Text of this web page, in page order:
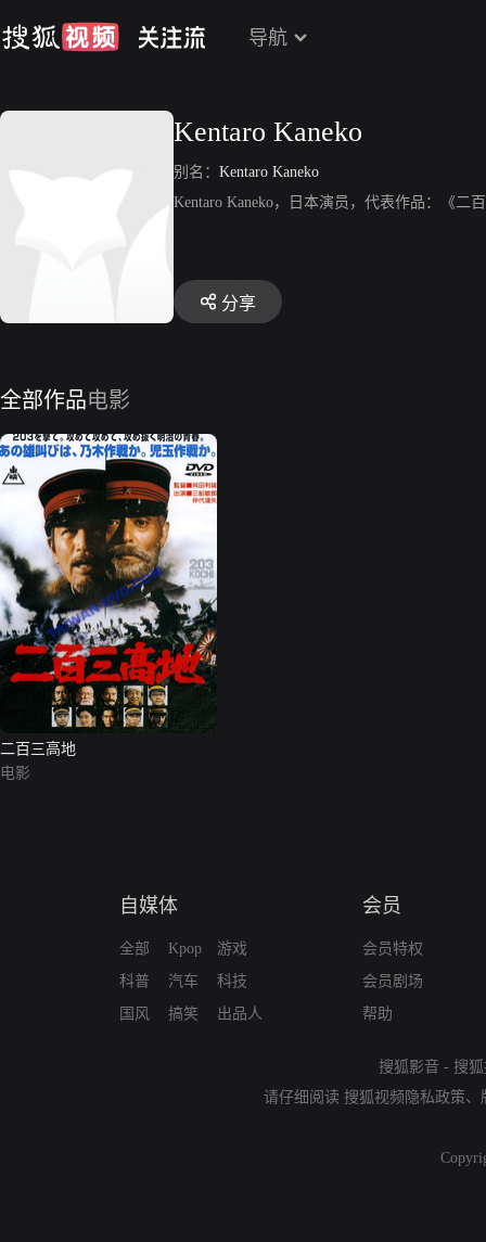
导航
Kentaro Kaneko
别名： Kentaro Kaneko
Kentaro Kaneko，日本演员，代表作品：《二
分享
全部作品电影
二百三高地
电影
自媒体
全部
科普
国风
Kpop
汽车
搞笑
游戏
科技
出品人
会员
会员特权
会员剧场
帮助
搜狐影音 - 搜
请仔细阅读 搜狐视频隐私政策、